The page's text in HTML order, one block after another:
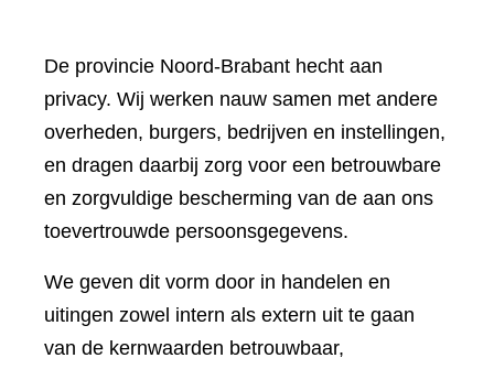
De provincie Noord-Brabant hecht aan
privacy. Wij werken nauw samen met andere
overheden, burgers, bedrijven en instellingen,
en dragen daarbij zorg voor een betrouwbare
en zorgvuldige bescherming van de aan ons
toevertrouwde persoonsgegevens.
We geven dit vorm door in handelen en
uitingen zowel intern als extern uit te gaan
van de kernwaarden betrouwbaar,